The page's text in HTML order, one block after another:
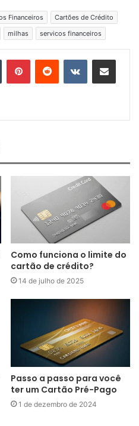
Financeiros
Cartões de Crédito
milhas servicos financeiros
Como funciona o limite do
cartão de crédito?
14 de julho de 2025
Passo a passo para você
ter um Cartão Pré-Pago
1 de dezembro de 2024